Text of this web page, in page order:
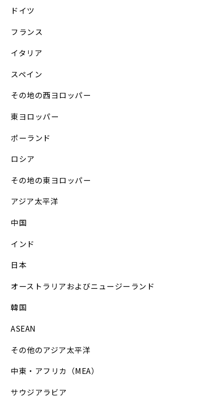
ドイツ
フランス
イタリア
スペイン
その地の西ヨロッパー
東ヨロッパー
ポーランド
ロシア
その地の東ヨロッパー
アジア太平洋
中国
インド
日本
オーストラリアおよびニュージーランド
韓国
ASEAN
その他のアジア太平洋
中東・アフリカ（MEA）
サウジアラビア